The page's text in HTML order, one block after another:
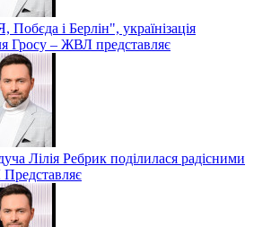
і Берлін", українізація
Гросу – ЖВЛ представляє
Лілія Ребрик поділилася радісними